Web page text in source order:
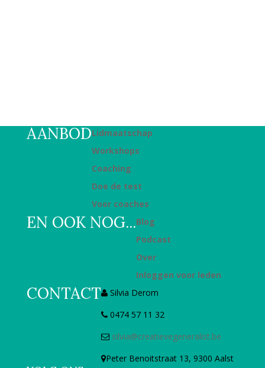
AANBODLidmaatschap
Workshops
Coaching
Doe de test
Voor coaches
EN OOK NOG...Blog
Podcast
Over
Inloggen voor leden
CONTACT
Silvia Derom
0474 57 11 32
silvia@creatievegeneralist.be
Peter Benoitstraat 13, 9300 Aalst